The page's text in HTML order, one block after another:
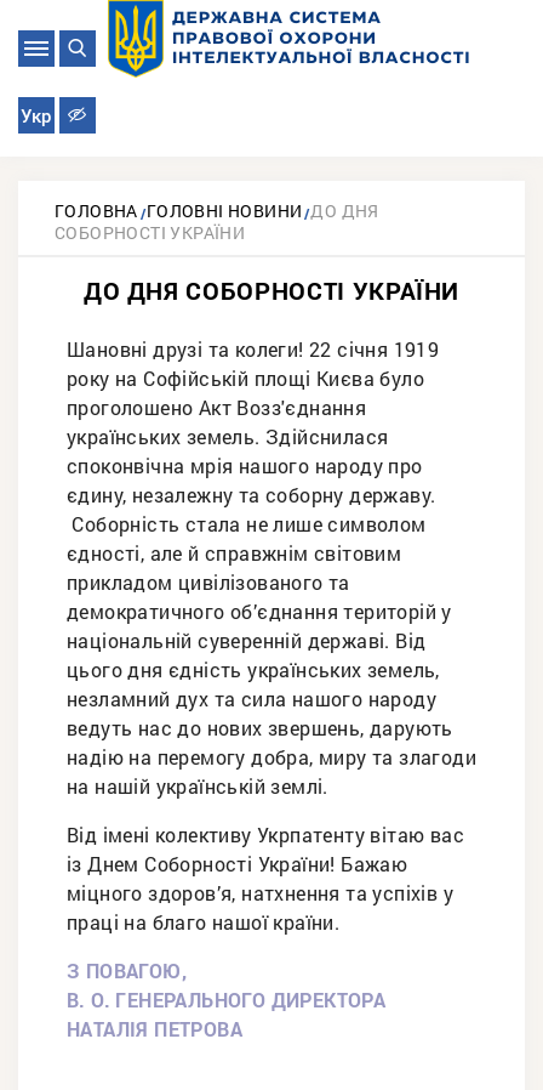
Укр
ГОЛОВНА ГОЛОВНІ НОВИНИ ДО ДНЯ
СОБОРНОСТІ УКРАЇНИ
ДО ДНЯ СОБОРНОСТІ УКРАЇНИ
Шановні друзі та колеги! 22 січня 1919
року на Софійській площі Києва було
проголошено Акт Возз'єднання
українських земель. Здійснилася
споконвічна мрія нашого народу про
єдину, незалежну та соборну державу.
Соборність стала не лише символом
єдності, але й справжнім світовим
прикладом цивілізованого та
демократичного об’єднання територій у
національній суверенній державі. Від
цього дня єдність українських земель,
незламний дух та сила нашого народу
ведуть нас до нових звершень, дарують
надію на перемогу добра, миру та злагоди
на нашій українській землі.
Від імені колективу Укрпатенту вітаю вас
із Днем Соборності України! Бажаю
міцного здоров’я, натхнення та успіхів у
праці на благо нашої країни.
З ПОВАГОЮ,
В. О. ГЕНЕРАЛЬНОГО ДИРЕКТОРА
НАТАЛІЯ ПЕТРОВА